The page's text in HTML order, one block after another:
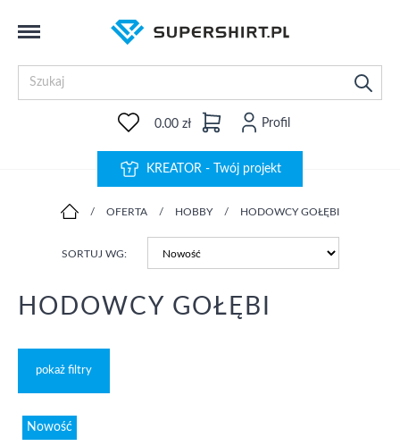
0.00 zł Profil
KREATOR - Twój projekt
/ OFERTA / HOBBY / HODOWCY GOŁĘBI
SORTUJ WG:
HODOWCY GOŁĘBI
pokaż filtry
Nowość